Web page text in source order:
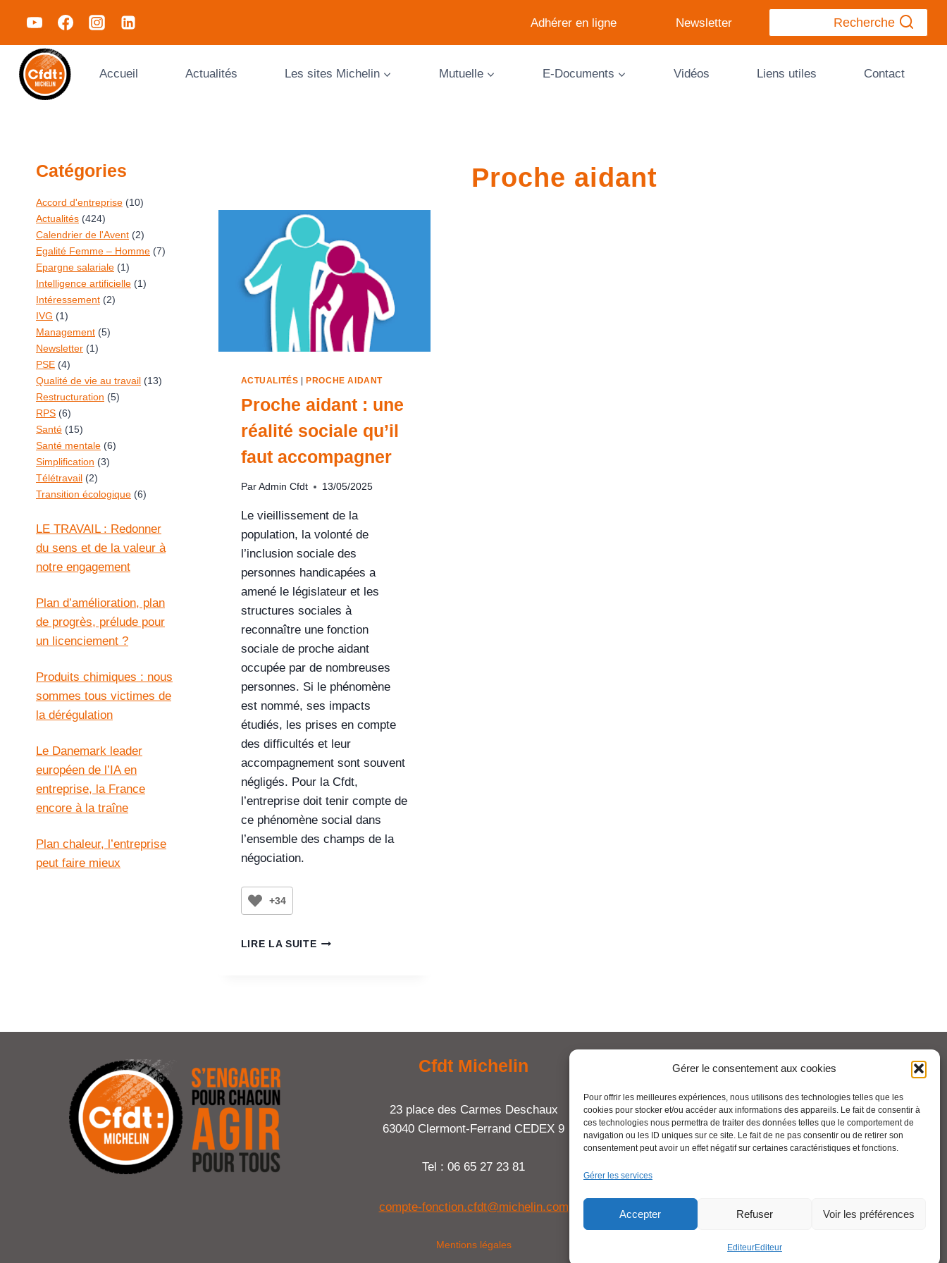
Gérer le consentement aux cookies
Pour offrir les meilleures expériences, nous utilisons des technologies telles que les
cookies pour stocker et/ou accéder aux informations des appareils. Le fait de consentir à
ces technologies nous permettra de traiter des données telles que le comportement de
navigation ou les ID uniques sur ce site. Le fait de ne pas consentir ou de retirer son
consentement peut avoir un effet négatif sur certaines caractéristiques et fonctions.
Gérer les services
Accepter Refuser Voir les préférences
EditeurEditeur
Adhérer en ligne Newsletter Recherche
Accueil Actualités Les sites Michelin Mutuelle E-Documents Vidéos Liens utiles Contact
Proche aidant
ACTUALITÉS |PROCHE AIDANT
Proche aidant : une
réalité sociale qu’il
faut accompagner
Par Admin Cfdt 13/05/2025
Le vieillissement de la
population, la volonté de
l’inclusion sociale des
personnes handicapées a
amené le législateur et les
structures sociales à
reconnaître une fonction
sociale de proche aidant
occupée par de nombreuses
personnes. Si le phénomène
est nommé, ses impacts
étudiés, les prises en compte
des difficultés et leur
accompagnement sont souvent
négligés. Pour la Cfdt,
l’entreprise doit tenir compte de
ce phénomène social dans
l’ensemble des champs de la
négociation.
+34
LIRE LA SUITE
Catégories
Accord d'entreprise (10)
Actualités (424)
Calendrier de l'Avent (2)
Egalité Femme – Homme (7)
Epargne salariale (1)
Intelligence artificielle (1)
Intéressement (2)
IVG (1)
Management (5)
Newsletter (1)
PSE (4)
Qualité de vie au travail (13)
Restructuration (5)
RPS (6)
Santé (15)
Santé mentale (6)
Simplification (3)
Télétravail (2)
Transition écologique (6)
LE TRAVAIL : Redonner
du sens et de la valeur à
notre engagement
Plan d’amélioration, plan
de progrès, prélude pour
un licenciement ?
Produits chimiques : nous
sommes tous victimes de
la dérégulation
Le Danemark leader
européen de l’IA en
entreprise, la France
encore à la traîne
Plan chaleur, l’entreprise
peut faire mieux
Cfdt Michelin
23 place des Carmes Deschaux
63040 Clermont-Ferrand CEDEX 9
Tel : 06 65 27 23 81
compte-fonction.cfdt@michelin.com
Mentions légales
Pour aller plus loin :
Cfdt.fr
Se syndiquer en ligne